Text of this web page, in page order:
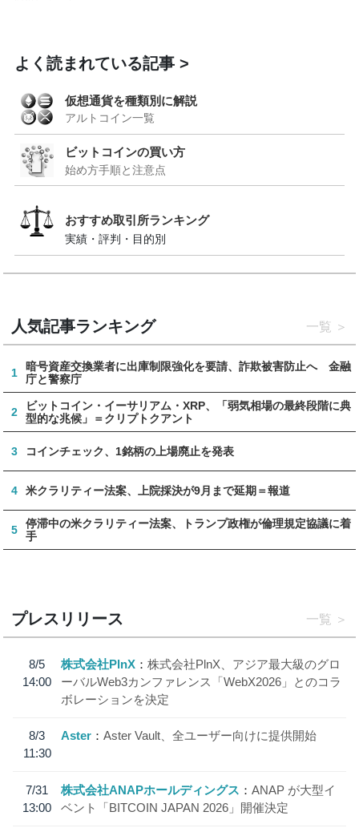
よく読まれている記事
仮想通貨を種類別に解説
アルトコイン一覧
ビットコインの買い方
始め方手順と注意点
おすすめ取引所ランキング
実績・評判・目的別
人気記事ランキング 一覧
1
暗号資産交換業者に出庫制限強化を要請、詐欺被害防止へ 金融
庁と警察庁
2
ビットコイン・イーサリアム・XRP、「弱気相場の最終段階に典
型的な兆候」＝クリプトクアント
3 コインチェック、1銘柄の上場廃止を発表
4 米クラリティー法案、上院採決が9月まで延期＝報道
5
停滞中の米クラリティー法案、トランプ政権が倫理規定協議に着
手
プレスリリース 一覧
8/5
14:00
株式会社PlnX
株式会社PlnX、アジア最大級のグロ
ーバルWeb3カンファレンス「WebX2026」とのコラ
ボレーションを決定
8/3
11:30
Aster Aster Vault、全ユーザー向けに提供開始
7/31
13:00
株式会社ANAPホールディングス
ANAP が大型イ
ベント「BITCOIN JAPAN 2026」開催決定